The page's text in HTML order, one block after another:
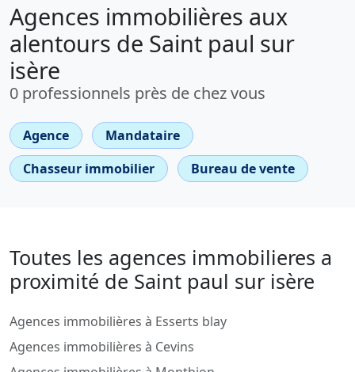
Agences immobilières aux
alentours de Saint paul sur
isère
0 professionnels près de chez vous
Agence
Mandataire
Chasseur immobilier
Bureau de vente
Toutes les agences immobilieres a
proximité de Saint paul sur isère
Agences immobilières à Esserts blay
Agences immobilières à Cevins